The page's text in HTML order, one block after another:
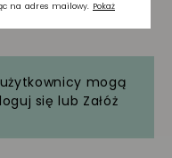
mogą
się lub Załóż